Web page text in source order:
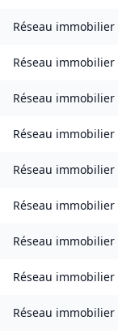
Réseau immobilier
Réseau immobilier
Réseau immobilier
Réseau immobilier
Réseau immobilier
Réseau immobilier
Réseau immobilier
Réseau immobilier
Réseau immobilier